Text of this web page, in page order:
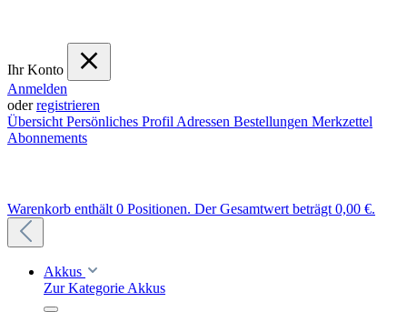
Ihr Konto
Anmelden
oderregistrieren
Übersicht Persönliches Profil Adressen Bestellungen Merkzettel
Abonnements
Warenkorb enthält 0 Positionen. Der Gesamtwert beträgt 0,00 €.
Akkus
Zur Kategorie Akkus